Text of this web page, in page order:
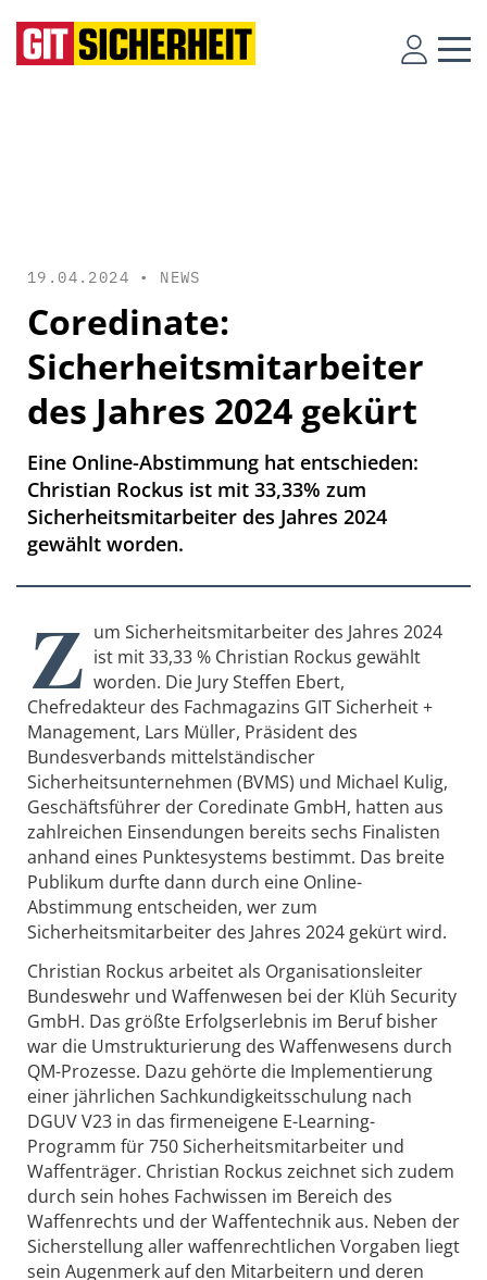
19.04.2024 • NEWS
Coredinate:
Sicherheitsmitarbeiter
des Jahres 2024 gekürt
Eine Online-Abstimmung hat entschieden:
Christian Rockus ist mit 33,33% zum
Sicherheitsmitarbeiter des Jahres 2024
gewählt worden.
Z um Sicherheitsmitarbeiter des Jahres 2024
ist mit 33,33 % Christian Rockus gewählt
worden. Die Jury Steffen Ebert,
Chefredakteur des Fachmagazins GIT Sicherheit +
Management, Lars Müller, Präsident des
Bundesverbands mittelständischer
Sicherheitsunternehmen (BVMS) und Michael Kulig,
Geschäftsführer der Coredinate GmbH, hatten aus
zahlreichen Einsendungen bereits sechs Finalisten
anhand eines Punktesystems bestimmt. Das breite
Publikum durfte dann durch eine Online-
Abstimmung entscheiden, wer zum
Sicherheitsmitarbeiter des Jahres 2024 gekürt wird.
Christian Rockus arbeitet als Organisationsleiter
Bundeswehr und Waffenwesen bei der Klüh Security
GmbH. Das größte Erfolgserlebnis im Beruf bisher
war die Umstrukturierung des Waffenwesens durch
QM-Prozesse. Dazu gehörte die Implementierung
einer jährlichen Sachkundigkeitsschulung nach
DGUV V23 in das firmeneigene E-Learning-
Programm für 750 Sicherheitsmitarbeiter und
Waffenträger. Christian Rockus zeichnet sich zudem
durch sein hohes Fachwissen im Bereich des
Waffenrechts und der Waffentechnik aus. Neben der
Sicherstellung aller waffenrechtlichen Vorgaben liegt
sein Augenmerk auf den Mitarbeitern und deren